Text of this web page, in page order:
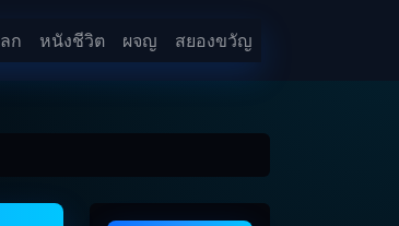
ก หนังชีวิต ผจญ สยองขวัญ